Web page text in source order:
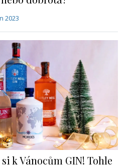
si k Vánocům GIN! Tohle
ale dostupné lahůdky
2023